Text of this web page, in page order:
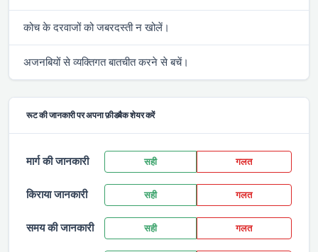
कोच के दरवाजों को जबरदस्ती न खोलें।
अजनबियों से व्यक्तिगत बातचीत करने से बचें।
रूट की जानकारी पर अपना फ़ीडबैक शेयर करें
मार्ग की जानकारी सही गलत
किराया जानकारी सही गलत
समय की जानकारी सही गलत